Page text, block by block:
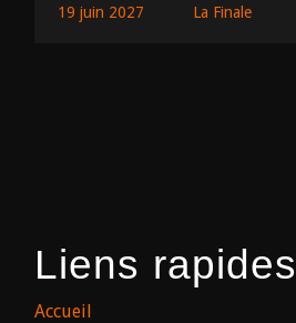
19 juin 2027 La Finale
Liens rapides
Accueil